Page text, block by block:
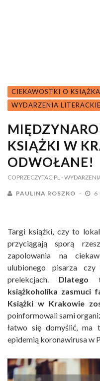
CIEKAWOSTKI O
WYDARZENIA LITERACKIE
KSIĄŻKI W
ODWOŁANE!
COPRZECZYTAC.PL -
PAULINA ROSZKO 6
Targi książki, czy to
przyciągają sporą
zapolowania na
ulubionego pisarza czy
prelekcjach. Dlatego
książkoholika zasmuci
Książki w Krakowie
poinformowali sami
łatwo się domyślić, ma
epidemią koronawirusa w